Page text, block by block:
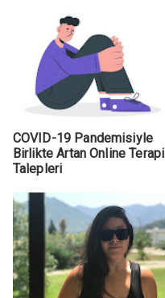
COVID-19 Pandemisiyle
Birlikte Artan Online Terapi
Talepleri